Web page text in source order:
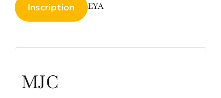
Inscription EYA
MJC